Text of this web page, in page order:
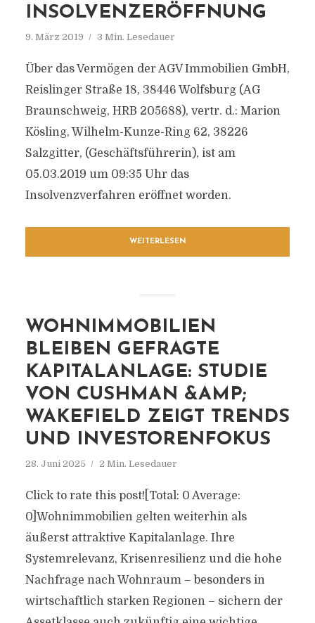
INSOLVENZERÖFFNUNG
9. März 2019 3 Min. Lesedauer
Über das Vermögen der AGV Immobilien GmbH,
Reislinger Straße 18, 38446 Wolfsburg (AG
Braunschweig, HRB 205688), vertr. d.: Marion
Kösling, Wilhelm-Kunze-Ring 62, 38226
Salzgitter, (Geschäftsführerin), ist am
05.03.2019 um 09:35 Uhr das
Insolvenzverfahren eröffnet worden.
WEITERLESEN
WOHNIMMOBILIEN
BLEIBEN GEFRAGTE
KAPITALANLAGE: STUDIE
VON CUSHMAN &AMP;
WAKEFIELD ZEIGT TRENDS
UND INVESTORENFOKUS
28. Juni 2025 2 Min. Lesedauer
Click to rate this post![Total: 0 Average:
0]Wohnimmobilien gelten weiterhin als
äußerst attraktive Kapitalanlage. Ihre
Systemrelevanz, Krisenresilienz und die hohe
Nachfrage nach Wohnraum – besonders in
wirtschaftlich starken Regionen – sichern der